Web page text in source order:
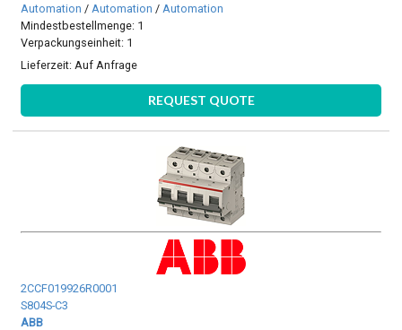
Automation / Automation / Automation
Mindestbestellmenge: 1
Verpackungseinheit: 1
Lieferzeit: Auf Anfrage
REQUEST QUOTE
2CCF019926R0001
S804S-C3
ABB